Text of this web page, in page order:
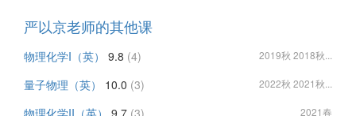
严以京老师的其他课
物理化学I（英） 9.8 (4) 2019秋 2018秋...
量子物理（英） 10.0 (3) 2022秋 2021秋...
物理化学II（英） 9.7 (3) 2021春